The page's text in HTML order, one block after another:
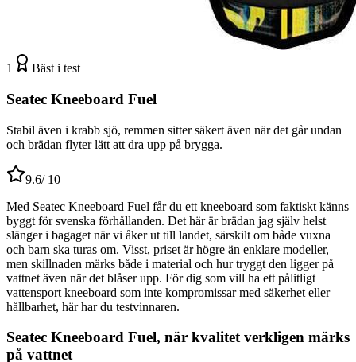
1 Bäst i test
Seatec Kneeboard Fuel
Stabil även i krabb sjö, remmen sitter säkert även när det går undan
och brädan flyter lätt att dra upp på brygga.
9.6/ 10
Med Seatec Kneeboard Fuel får du ett kneeboard som faktiskt känns
byggt för svenska förhållanden. Det här är brädan jag själv helst
slänger i bagaget när vi åker ut till landet, särskilt om både vuxna
och barn ska turas om. Visst, priset är högre än enklare modeller,
men skillnaden märks både i material och hur tryggt den ligger på
vattnet även när det blåser upp. För dig som vill ha ett pålitligt
vattensport kneeboard som inte kompromissar med säkerhet eller
hållbarhet, här har du testvinnaren.
Seatec Kneeboard Fuel, när kvalitet verkligen märks
på vattnet